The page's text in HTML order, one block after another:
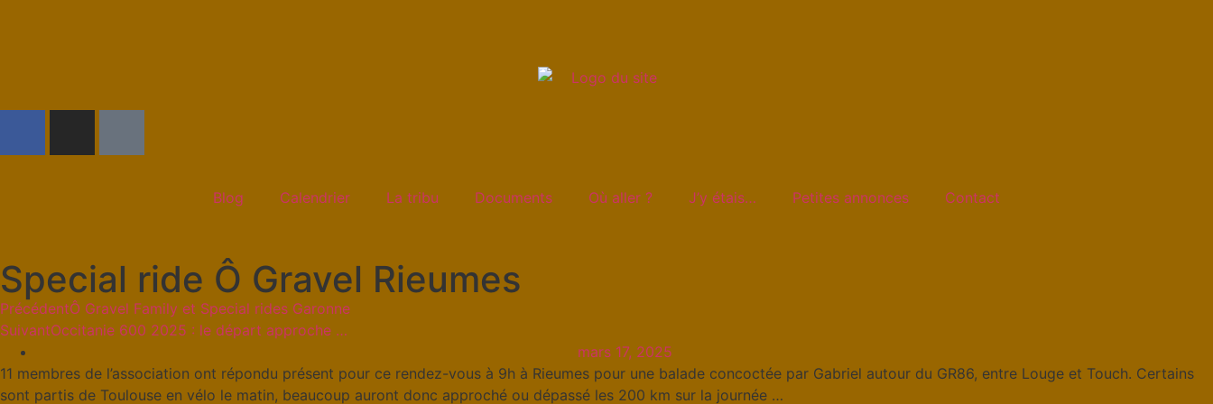
Blog Calendrier La tribu Documents Où aller ? J’y étais… Petites annonces Contact
Special ride Ô Gravel Rieumes
PrécédentÔ Gravel Family et Special rides Garonne
SuivantOccitanie 600 2025 : le départ approche …
mars 17, 2025
11 membres de l’association ont répondu présent pour ce rendez-vous à 9h à Rieumes pour une balade concoctée par Gabriel autour du GR86, entre Louge et Touch. Certains
sont partis de Toulouse en vélo le matin, beaucoup auront donc approché ou dépassé les 200 km sur la journée …